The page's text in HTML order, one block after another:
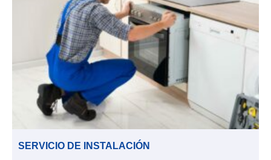
SERVICIO DE INSTALACIÓN